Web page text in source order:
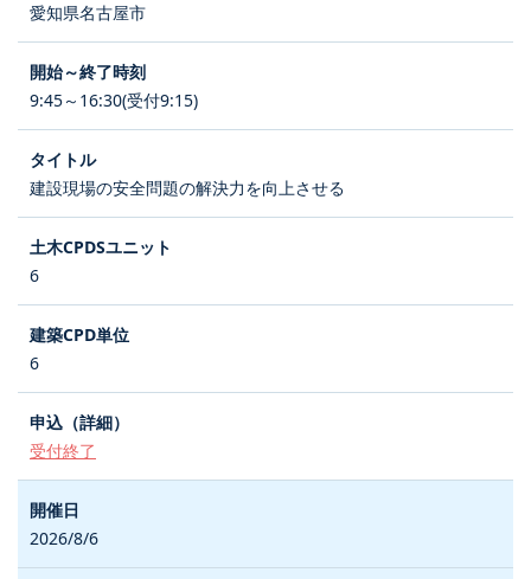
愛知県名古屋市
9:45～16:30(受付9:15)
建設現場の安全問題の解決力を向上させる
6
6
受付終了
2026/8/6